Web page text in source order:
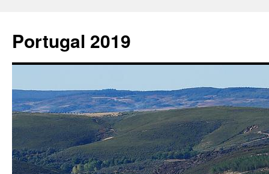
contenu
Portugal 2019